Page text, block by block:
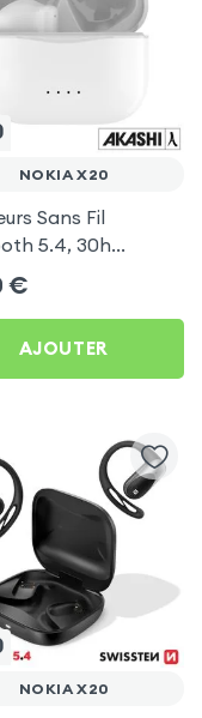
NOKIA X20
Sans Fil
5.4, 30h
Son Stéréo,
- Blanc pour Nokia
€
AJOUTER
NOKIA X20